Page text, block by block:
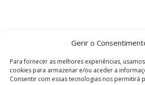
Gerir o
Para fornecer as melhores experiências,
cookies para armazenar e/ou aceder a
Consentir com essas tecnologias nos permitirá